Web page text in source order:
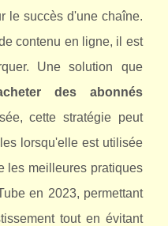
le succès d'une chaîne.
contenu en ligne, il est
Une solution que
des abonnés
cette stratégie peut
lorsqu'elle est utilisée
les meilleures pratiques
en 2023, permettant
tout en évitant